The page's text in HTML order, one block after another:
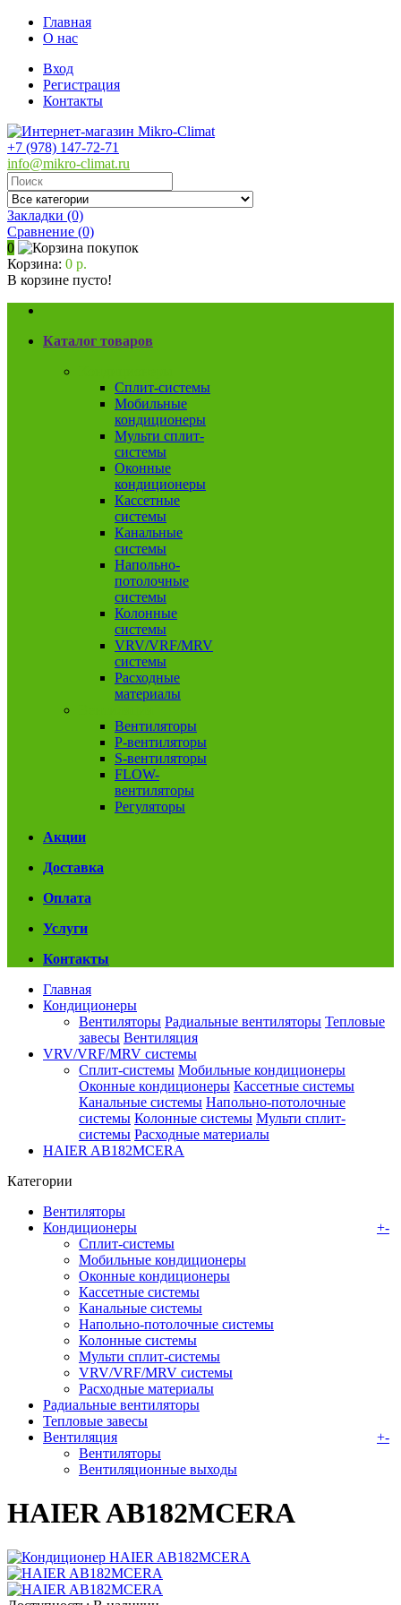
Главная
О нас
Вход
Регистрация
Контакты
+7 (978) 147-72-71
info@mikro-climat.ru
Закладки (0)
Сравнение (0)
0
Корзина: 0 р.
В корзине пусто!
Каталог товаров
Сплит-системы
Мобильные
кондиционеры
Мульти сплит-
системы
Оконные
кондиционеры
Кассетные
системы
Канальные
системы
Напольно-
потолочные
системы
Колонные
системы
VRV/VRF/MRV
системы
Расходные
материалы
Вентиляторы
P-вентиляторы
S-вентиляторы
FLOW-
вентиляторы
Регуляторы
Акции
Доставка
Оплата
Услуги
Контакты
Главная
Кондиционеры
Вентиляторы Радиальные вентиляторы Тепловые
завесы Вентиляция
VRV/VRF/MRV системы
Сплит-системы Мобильные кондиционеры
Оконные кондиционеры Кассетные системы
Канальные системы Напольно-потолочные
системы Колонные системы Мульти сплит-
системы Расходные материалы
HAIER AB182MCERA
Категории
Вентиляторы
Кондиционеры
+-
Сплит-системы
Мобильные кондиционеры
Оконные кондиционеры
Кассетные системы
Канальные системы
Напольно-потолочные системы
Колонные системы
Мульти сплит-системы
VRV/VRF/MRV системы
Расходные материалы
Радиальные вентиляторы
Тепловые завесы
Вентиляция
+-
Вентиляторы
Вентиляционные выходы
HAIER AB182MCERA